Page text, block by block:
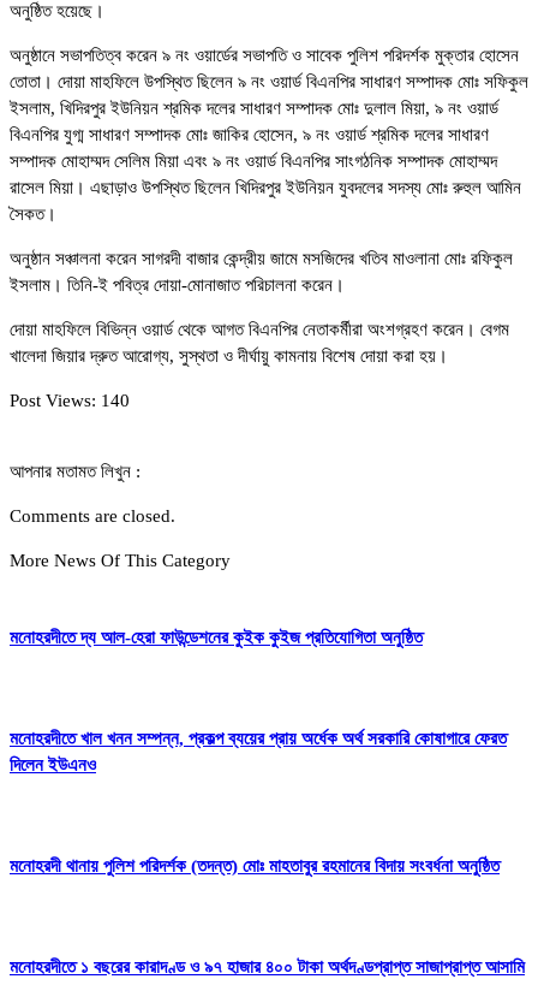
অনুষ্ঠিত হয়েছে।
অনুষ্ঠানে সভাপতিত্ব করেন ৯ নং ওয়ার্ডের সভাপতি ও সাবেক পুলিশ পরিদর্শক মুক্তার হোসেন
তোতা। দোয়া মাহফিলে উপস্থিত ছিলেন ৯ নং ওয়ার্ড বিএনপির সাধারণ সম্পাদক মোঃ সফিকুল
ইসলাম, খিদিরপুর ইউনিয়ন শ্রমিক দলের সাধারণ সম্পাদক মোঃ দুলাল মিয়া, ৯ নং ওয়ার্ড
বিএনপির যুগ্ম সাধারণ সম্পাদক মোঃ জাকির হোসেন, ৯ নং ওয়ার্ড শ্রমিক দলের সাধারণ
সম্পাদক মোহাম্মদ সেলিম মিয়া এবং ৯ নং ওয়ার্ড বিএনপির সাংগঠনিক সম্পাদক মোহাম্মদ
রাসেল মিয়া। এছাড়াও উপস্থিত ছিলেন খিদিরপুর ইউনিয়ন যুবদলের সদস্য মোঃ রুহুল আমিন
সৈকত।
অনুষ্ঠান সঞ্চালনা করেন সাগরদী বাজার কেন্দ্রীয় জামে মসজিদের খতিব মাওলানা মোঃ রফিকুল
ইসলাম। তিনি-ই পবিত্র দোয়া-মোনাজাত পরিচালনা করেন।
দোয়া মাহফিলে বিভিন্ন ওয়ার্ড থেকে আগত বিএনপির নেতাকর্মীরা অংশগ্রহণ করেন। বেগম
খালেদা জিয়ার দ্রুত আরোগ্য, সুস্থতা ও দীর্ঘায়ু কামনায় বিশেষ দোয়া করা হয়।
Post Views: 140
আপনার মতামত লিখুন :
Comments are closed.
More News Of This Category
মনোহরদীতে দ্য আল-হেরা ফাউন্ডেশনের কুইক কুইজ প্রতিযোগিতা অনুষ্ঠিত
মনোহরদীতে খাল খনন সম্পন্ন, প্রকল্প ব্যয়ের প্রায় অর্ধেক অর্থ সরকারি কোষাগারে ফেরত
দিলেন ইউএনও
মনোহরদী থানায় পুলিশ পরিদর্শক (তদন্ত) মোঃ মাহতাবুর রহমানের বিদায় সংবর্ধনা অনুষ্ঠিত
মনোহরদীতে ১ বছরের কারাদণ্ড ও ৯৭ হাজার ৪০০ টাকা অর্থদণ্ডপ্রাপ্ত সাজাপ্রাপ্ত আসামি